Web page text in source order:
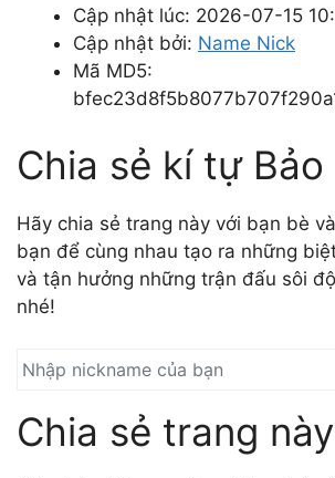
Cập nhật lúc: 2026-07-15
Cập nhật bởi: Name Nick
Mã MD5:
Chia sẻ kí tự Bảo
Hãy chia sẻ trang này với bạn bè
bạn để cùng nhau tạo ra những
và tận hưởng những trận đấu sôi
nhé!
Chia sẻ trang này